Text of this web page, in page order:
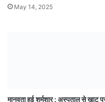
May 14, 2025
मानवता हुई शर्मशार : अस्पताल से खाट